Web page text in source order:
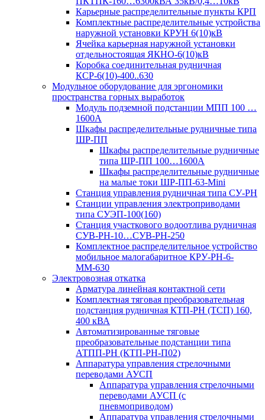
Карьерные распределительные пункты КРП
Комплектные распределительные устройства
наружной установки КРУН 6(10)кВ
Ячейка карьерная наружной установки
отдельностоящая ЯКНО-6(10)кВ
Коробка соединительная рудничная
КСР-6(10)-400..630
Модульное оборудование для эргономики
пространства горных выработок
Модуль подземной подстанции МПП 100 …
1600А
Шкафы распределительные рудничные типа
ШР-ПП
Шкафы распределительные рудничные
типа ШР-ПП 100…1600А
Шкафы распределительные рудничные
на малые токи ШР-ПП-63-Mini
Станция управления рудничная типа СУ-РН
Станции управления электроприводами
типа СУЭП-100(160)
Станция участкового водоотлива рудничная
СУВ-РН-10…СУВ-РН-250
Комплектное распределительное устройство
мобильное малогабаритное КРУ-РН-6-
ММ-630
Электровозная откатка
Арматура линейная контактной сети
Комплектная тяговая преобразовательная
подстанция рудничная КТП-РН (ТСП) 160,
400 кВА
Автоматизированные тяговые
преобразовательные подстанции типа
АТПП-РН (КТП-РН-П02)
Аппаратура управления стрелочными
переводами АУСП
Аппаратура управления стрелочными
переводами АУСП (с
пневмоприводом)
Аппаратура управления стрелочными